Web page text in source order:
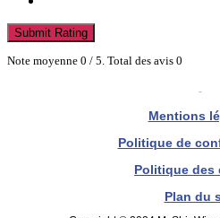
Submit Rating
Note moyenne 0 / 5. Total des avis 0
Mentions
Politique de
Politique des
Plan du